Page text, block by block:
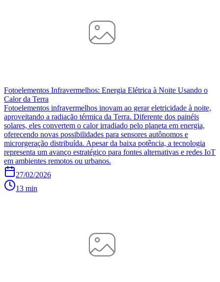
Fotoelementos Infravermelhos: Energia Elétrica à Noite Usando o
Calor da Terra
Fotoelementos infravermelhos inovam ao gerar eletricidade à noite,
aproveitando a radiação térmica da Terra. Diferente dos painéis
solares, eles convertem o calor irradiado pelo planeta em energia,
oferecendo novas possibilidades para sensores autônomos e
microrgeração distribuída. Apesar da baixa potência, a tecnologia
representa um avanço estratégico para fontes alternativas e redes IoT
em ambientes remotos ou urbanos.
27/02/2026
13 min